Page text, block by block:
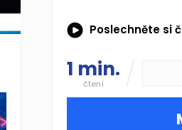
Poslechněte si
1 min.
čtení